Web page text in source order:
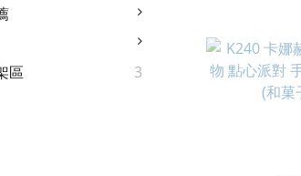
區
3